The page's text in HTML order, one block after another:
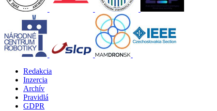
Redakcia
Inzercia
Archív
Pravidlá
GDPR